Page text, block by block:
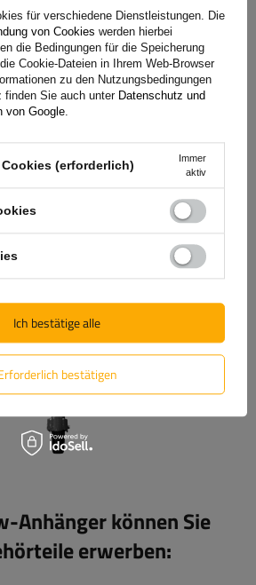
verzinktem Stahlblech hergestellt,
der Hochplane
wasserfeste Bodenplatte,
Ladefläche:1506 x 1063 mm
Anhänger können Sie
erwerben:
für verschiedene Dienstleistungen. Die
von Cookies werden hierbei
die Bedingungen für die Speicherung
Cookie-Dateien in Ihrem Web-Browser
zu den Nutzungsbedingungen
finden Sie auch unter Datenschutz und
von Google.
(erforderlich)
Immer
aktiv
bestätigen
Ich bestätige alle